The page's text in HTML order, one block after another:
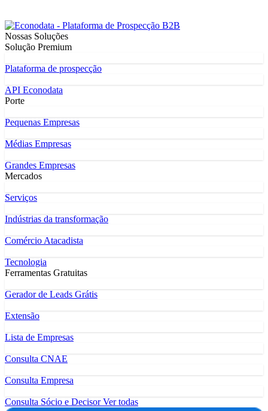
Nossas Soluções
Solução Premium
Plataforma de prospecção
API Econodata
Porte
Pequenas Empresas
Médias Empresas
Grandes Empresas
Mercados
Serviços
Indústrias da transformação
Comércio Atacadista
Tecnologia
Ferramentas Gratuitas
Gerador de Leads Grátis
Extensão
Lista de Empresas
Consulta CNAE
Consulta Empresa
Consulta Sócio e DecisorVer todas